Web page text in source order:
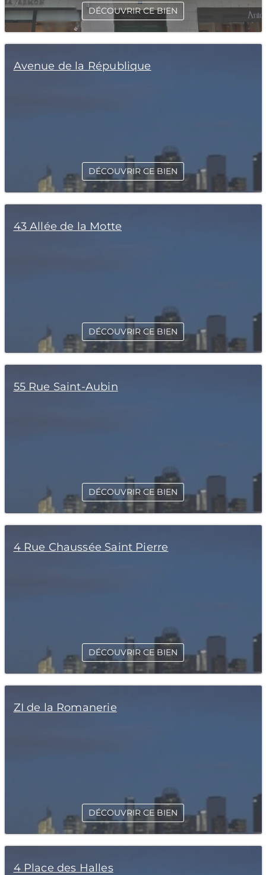
DÉCOUVRIR CE BIEN
Avenue de la République
DÉCOUVRIR CE BIEN
43 Allée de la Motte
DÉCOUVRIR CE BIEN
55 Rue Saint-Aubin
DÉCOUVRIR CE BIEN
4 Rue Chaussée Saint Pierre
DÉCOUVRIR CE BIEN
ZI de la Romanerie
DÉCOUVRIR CE BIEN
4 Place des Halles